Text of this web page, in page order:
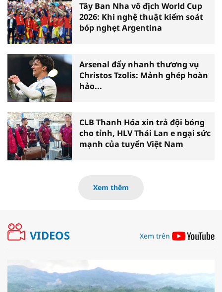
Tây Ban Nha vô địch World Cup
2026: Khi nghệ thuật kiểm soát
bóp nghẹt Argentina
Arsenal đẩy nhanh thương vụ
Christos Tzolis: Mảnh ghép hoàn
hảo...
CLB Thanh Hóa xin trả đội bóng
cho tỉnh, HLV Thái Lan e ngại sức
mạnh của tuyển Việt Nam
Xem thêm
VIDEOS Xem trên